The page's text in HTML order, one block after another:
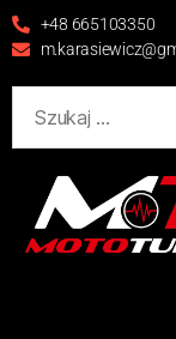
+48 665103350